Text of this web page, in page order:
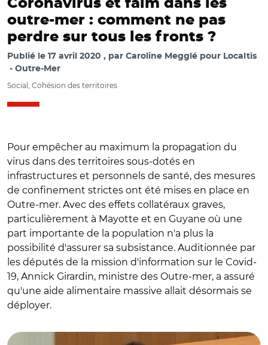
Coronavirus et faim dans les
outre-mer : comment ne pas
perdre sur tous les fronts ?
Publié le 17 avril 2020 par Caroline Megglé pour Localtis
Outre-Mer
Social, Cohésion des territoires
Pour empêcher au maximum la propagation du
virus dans des territoires sous-dotés en
infrastructures et personnels de santé, des mesures
de confinement strictes ont été mises en place en
Outre-mer. Avec des effets collatéraux graves,
particulièrement à Mayotte et en Guyane où une
part importante de la population n'a plus la
possibilité d'assurer sa subsistance. Auditionnée par
les députés de la mission d'information sur le Covid-
19, Annick Girardin, ministre des Outre-mer, a assuré
qu'une aide alimentaire massive allait désormais se
déployer.